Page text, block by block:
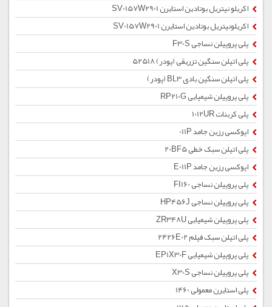
اکریلو نیتریل بوتادین استایرن SV0157W2901
اکریلونیتریل بوتادین استایرن SV0157W2901
پلی پروپیلن نساجی F30S
پلی اتیلن سنگین تزریقی (پودر) 52518
پلی اتیلن سنگین بادی BL3 (پودر)
پلی پروپیلن شیمیایی RP210G
پلی کربنات 1012UR
اپوکسی رزین جامد 011P
پلی اتیلن سبک خطی 20BF5
اپوکسی رزین جامد E011P
پلی پروپیلن نساجی FI160
پلی پروپیلن نساجی HP456J
پلی پروپیلن شیمیایی ZR348U
پلی اتیلن سبک فیلم 2426E02
پلی پروپیلن شیمیایی EP1X30F
پلی پروپیلن نساجی X30S
پلی استایرن معمولی 1460